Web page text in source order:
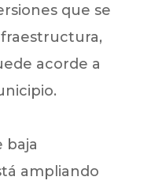
que se
acorde a
baja
ampliando